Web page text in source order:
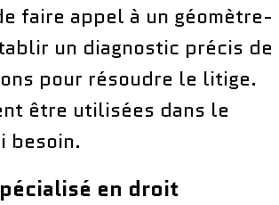
faire appel à un géomètre-
un diagnostic précis de
pour résoudre le litige.
être utilisées dans le
besoin.
en droit